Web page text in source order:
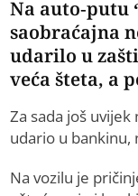
Na auto-putu
saobraćajna
udarilo u
veća šteta, a
Za sada još
udario u bankinu,
Na vozilu je